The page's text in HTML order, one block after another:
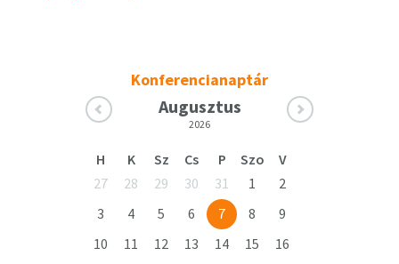
Konferencianaptár
Augusztus
2026
H K Sz Cs P Szo
V
27
28 29 30 31 1
2
3
4 5 6 7 8
9
10
11 12 13 14 15
16